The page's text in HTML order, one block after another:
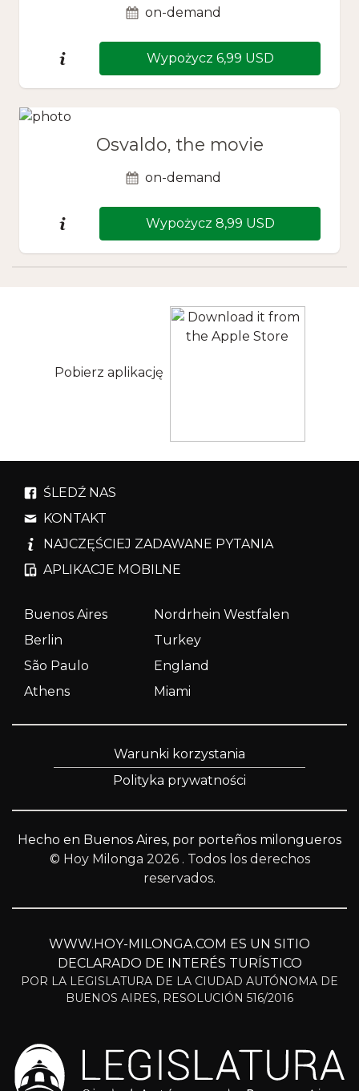
on-demand
Wypożycz 6,99 USD
Osvaldo, the movie
on-demand
Wypożycz 8,99 USD
Pobierz aplikację
ŚLEDŹ NAS
KONTAKT
NAJCZĘŚCIEJ ZADAWANE PYTANIA
APLIKACJE MOBILNE
Buenos Aires
Nordrhein Westfalen
Berlin
Turkey
São Paulo
England
Athens
Miami
Warunki korzystania
Polityka prywatności
Hecho en Buenos Aires, por porteños milongueros
© Hoy Milonga 2026 . Todos los derechos
reservados.
WWW.HOY-MILONGA.COM ES UN SITIO
DECLARADO DE INTERÉS TURÍSTICO
POR LA LEGISLATURA DE LA CIUDAD AUTÓNOMA DE
BUENOS AIRES, RESOLUCIÓN 516/2016